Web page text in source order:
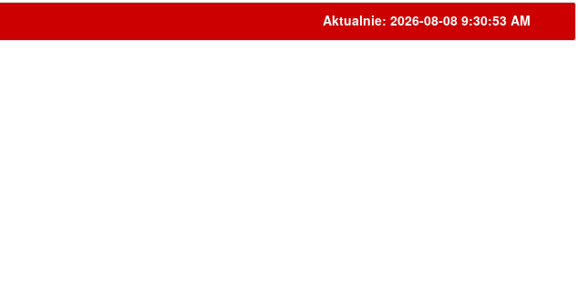
Aktualnie: 2026-08-08 9:30:53 AM